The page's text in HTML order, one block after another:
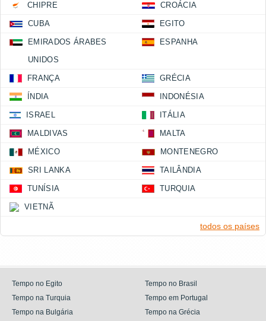
CHIPRE CROÁCIA
CUBA EGITO
EMIRADOS ÁRABES
UNIDOS
ESPANHA
FRANÇA GRÉCIA
ÍNDIA INDONÉSIA
ISRAEL ITÁLIA
MALDIVAS MALTA
MÉXICO MONTENEGRO
SRI LANKA TAILÂNDIA
TUNÍSIA TURQUIA
VIETNÃ
todos os países
Tempo no Egito
Tempo no Brasil
Tempo na Turquia
Tempo em Portugal
Tempo na Bulgária
Tempo na Grécia